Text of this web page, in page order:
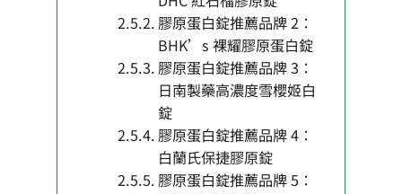
膠原蛋白錠推薦品牌 2：
BHK’s 裸耀膠原蛋白錠
膠原蛋白錠推薦品牌 3：
日南製藥高濃度雪櫻姬白
錠
膠原蛋白錠推薦品牌 4：
白蘭氏保捷膠原錠
膠原蛋白錠推薦品牌 5：